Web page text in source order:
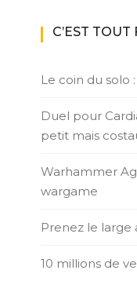
C’EST TOUT
Le coin du solo
Duel pour
petit mais
Warhammer
wargame
Prenez le large
10 millions de